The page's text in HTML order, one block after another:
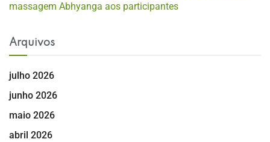
massagem Abhyanga aos participantes
Arquivos
julho 2026
junho 2026
maio 2026
abril 2026